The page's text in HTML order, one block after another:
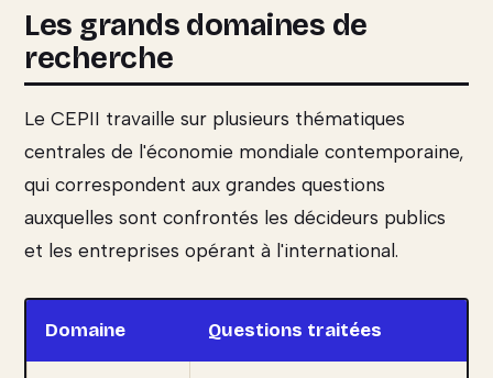
Les grands domaines de
recherche
Le CEPII travaille sur plusieurs thématiques
centrales de l'économie mondiale contemporaine,
qui correspondent aux grandes questions
auxquelles sont confrontés les décideurs publics
et les entreprises opérant à l'international.
Domaine Questions traitées